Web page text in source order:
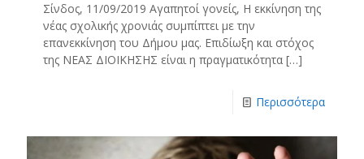
Σίνδος, 11/09/2019 Αγαπητοί γονείς, Η εκκίνηση της
νέας σχολικής χρονιάς συμπίπτει με την
επανεκκίνηση του Δήμου μας. Επιδίωξη και στόχος
της ΝΕΑΣ ΔΙΟΙΚΗΣΗΣ είναι η πραγματικότητα […]
Περισσότερα